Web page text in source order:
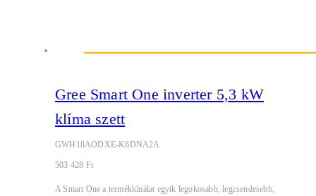
Gree Smart One inverter 5,3 kW
klíma szett
GWH18AODXE-K6DNA2A
503 428 Ft
A Smart One a termékkínálat egyik legokosabb, legcsendesebb,